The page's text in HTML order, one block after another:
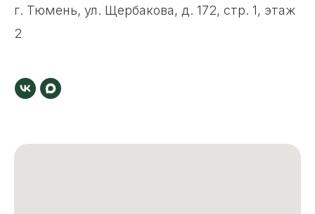
г. Тюмень, ул. Щербакова, д. 172, стр. 1, этаж
2